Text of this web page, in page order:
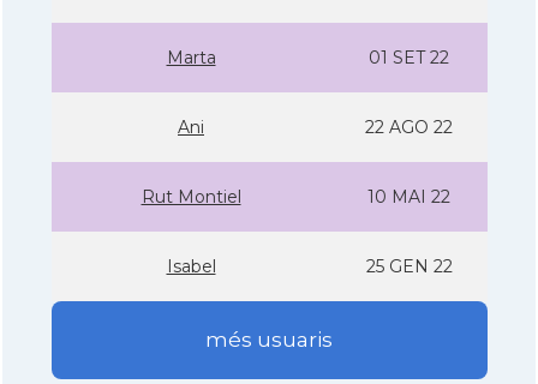
Marta 01 SET 22
Ani 22 AGO 22
Rut Montiel 10 MAI 22
Isabel 25 GEN 22
més usuaris